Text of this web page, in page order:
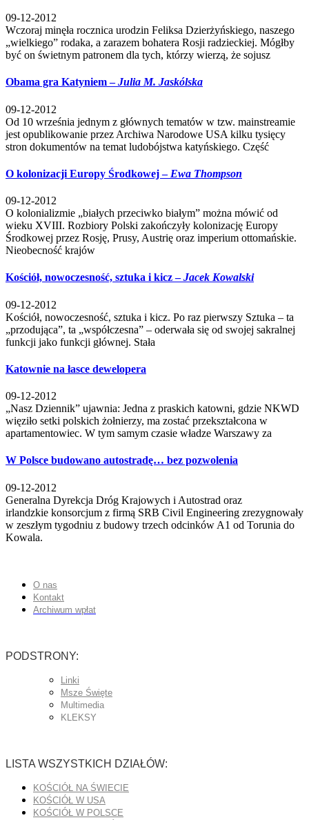
09-12-2012
Wczoraj minęła rocznica urodzin Feliksa Dzierżyńskiego, naszego
„wielkiego” rodaka, a zarazem bohatera Rosji radzieckiej. Mógłby
być on świetnym patronem dla tych, którzy wierzą, że sojusz
Obama gra Katyniem –Julia M. Jaskólska
09-12-2012
Od 10 września jednym z głównych tematów w tzw. mainstreamie
jest opublikowanie przez Archiwa Narodowe USA kilku tysięcy
stron dokumentów na temat ludobójstwa katyńskiego. Część
O kolonizacji Europy Środkowej – Ewa Thompson
09-12-2012
O kolonializmie „białych przeciwko białym” można mówić od
wieku XVIII. Rozbiory Polski zakończyły kolonizację Europy
Środkowej przez Rosję, Prusy, Austrię oraz imperium ottomańskie.
Nieobecność krajów
Kościół, nowoczesność, sztuka i kicz –Jacek Kowalski
09-12-2012
Kościół, nowoczesność, sztuka i kicz. Po raz pierwszy Sztuka – ta
„przodująca”, ta „współczesna” – oderwała się od swojej sakralnej
funkcji jako funkcji głównej. Stała
Katownie na łasce dewelopera
09-12-2012
„Nasz Dziennik” ujawnia: Jedna z praskich katowni, gdzie NKWD
więziło setki polskich żołnierzy, ma zostać przekształcona w
apartamentowiec. W tym samym czasie władze Warszawy za
W Polsce budowano autostradę… bez pozwolenia
09-12-2012
Generalna Dyrekcja Dróg Krajowych i Autostrad oraz
irlandzkie konsorcjum z firmą SRB Civil Engineering zrezygnowały
w zeszłym tygodniu z budowy trzech odcinków A1 od Torunia do
Kowala.
O nas
Kontakt
Archiwum wpłat
PODSTRONY:
Linki
Msze Święte
Multimedia
KLEKSY
LISTA WSZYSTKICH DZIAŁÓW:
KOŚCIÓŁ NA ŚWIECIE
KOŚCIÓŁ W USA
KOŚCIÓŁ W POLSCE